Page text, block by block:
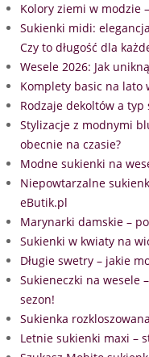
Kolory ziemi w modzie
Sukienki midi:
Czy to długość dla
Wesele 2026: Jak
Komplety basic na lato
Rodzaje dekoltów a
Stylizacje z modnymi
obecnie na czasie?
Modne sukienki na
Niepowtarzalne
eButik.pl
Marynarki damskie –
Sukienki w kwiaty na
Długie swetry – jakie
Sukieneczki na wesele
sezon!
Sukienka
Letnie sukienki maxi –